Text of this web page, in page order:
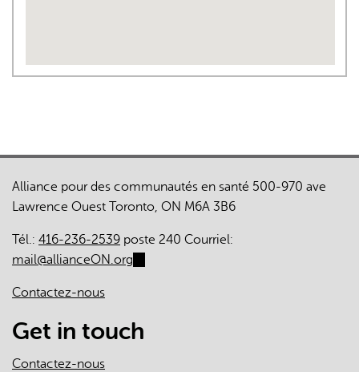
Alliance pour des communautés en santé 500-970 ave
Lawrence Ouest Toronto, ON M6A 3B6
Tél.: 416-236-2539 poste 240 Courriel:
mail@allianceON.org
mail)
Contactez-nous
Get in touch
Contactez-nous